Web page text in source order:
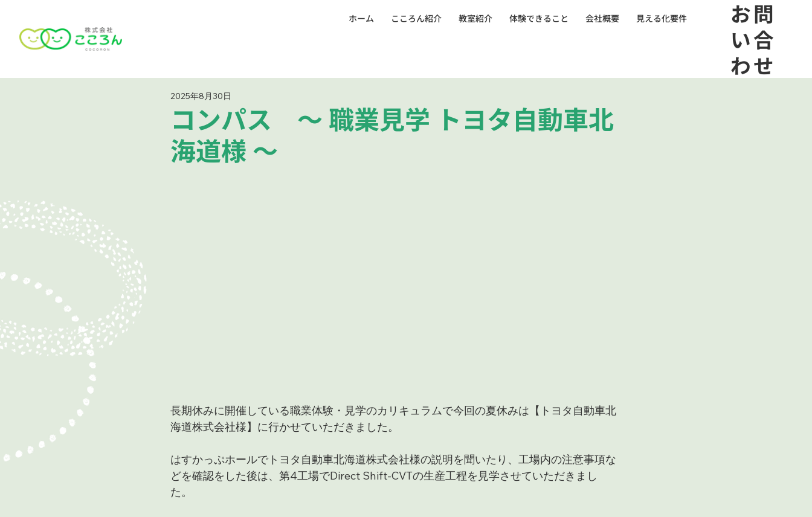
ホーム こころん紹介 教室紹介 体験できること 会社概要 見える化要件
​お問
い合
わせ
コンパス ～ 職業見学 トヨタ自動車北
海道様 ～
2025年8月30日
長期休みに開催している職業体験・見学のカリキュラムで今回の夏休みは【トヨタ自動車北
海道株式会社様】に行かせていただきました。
はすかっぷホールでトヨタ自動車北海道株式会社様の説明を聞いたり、工場内の注意事項な
どを確認をした後は、第4工場でDirect Shift-CVTの生産工程を見学させていただきまし
た。